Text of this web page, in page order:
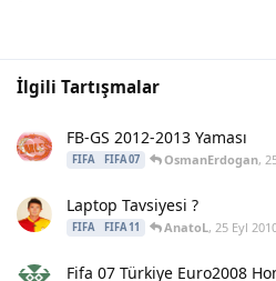
İlgili Tartışmalar
FB-GS 2012-2013 Yaması
FIFA FIFA 07 OsmanErdogan,
Laptop Tavsiyesi ?
FIFA FIFA 11 AnatoL, 25 Eyl
Fifa 07 Türkiye Euro2008